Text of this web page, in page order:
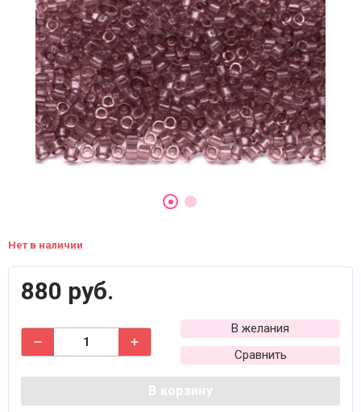
Нет в наличии
880 руб.
В желания
Сравнить
В корзину